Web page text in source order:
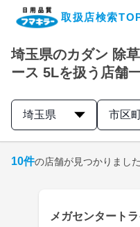
取扱店検索
企業・IR情報サ
製品情報サイト
取扱店検索はこち
埼玉県のカダン 除
ース 5Lを扱う店舗
埼玉県 市区
10件の店舗が見つかりました
メガセンタート